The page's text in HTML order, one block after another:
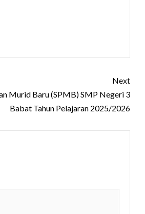
Next
Murid Baru (SPMB) SMP Negeri 3
Babat Tahun Pelajaran 2025/2026